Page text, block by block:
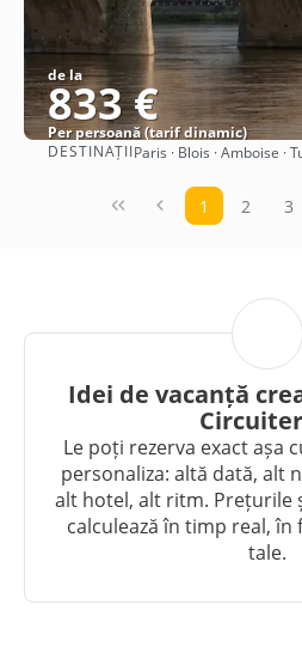
de la
833 €
Per persoană (tarif dinamic)
Vezi
DESTINAȚIIParis · Blois · Amboise ·
1 2 3
Idei de vacanță
Le poți rezerva exact așa
personaliza: altă dată, alt
alt hotel, alt ritm. Prețurile
calculează în timp real,
tale.